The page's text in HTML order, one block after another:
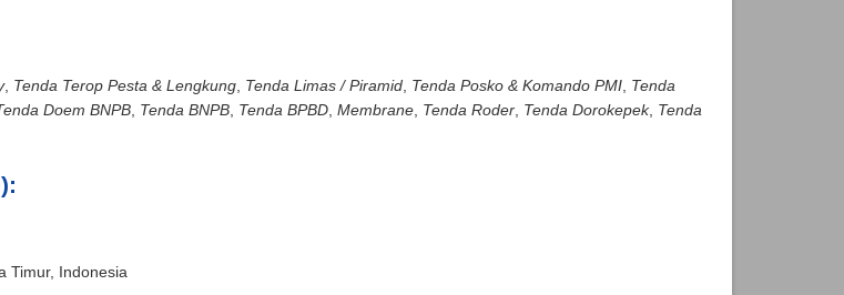
, Tenda Terop Pesta & Lengkung, Tenda Limas / Piramid, Tenda Posko & Komando PMI, Tenda
Doem BNPB, Tenda BNPB, Tenda BPBD, Membrane, Tenda Roder, Tenda Dorokepek, Tenda
Timur, Indonesia